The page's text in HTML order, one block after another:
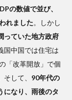
の数値で並び、
れました。しかし
っていた地方政府
国中国では住宅は
「改革開放」で個
して、 90年代の
になり、雨後のタ